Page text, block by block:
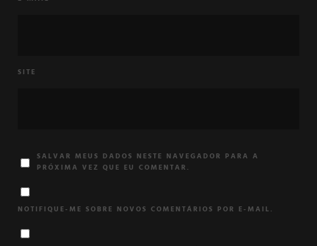
SITE
SALVAR MEUS DADOS NESTE NAVEGADOR PARA A
PRÓXIMA VEZ QUE EU COMENTAR.
NOTIFIQUE-ME SOBRE NOVOS COMENTÁRIOS POR E-MAIL.